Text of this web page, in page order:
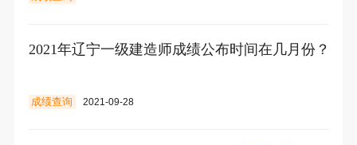
2021年辽宁一级建造师成绩公布时间在几月份？
成绩查询 2021-09-28